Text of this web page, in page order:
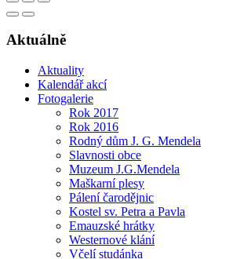
Aktuálně
Aktuality
Kalendář akcí
Fotogalerie
Rok 2017
Rok 2016
Rodný dům J. G. Mendela
Slavnosti obce
Muzeum J.G.Mendela
Maškarní plesy
Pálení čarodějnic
Kostel sv. Petra a Pavla
Emauzské hrátky
Westernové klání
Včelí studánka